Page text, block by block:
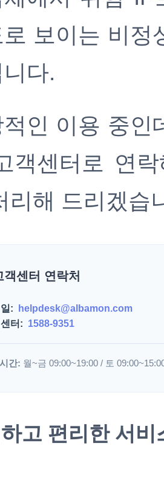
보이는 비정
다.
적인 이용 중인
객센터로 연
리해 드리겠습
객센터 연락처
:
helpdesk@albamon.com
터: 1588-9351
간: 월~금 09:00~19:00 / 토
고 편리한 서